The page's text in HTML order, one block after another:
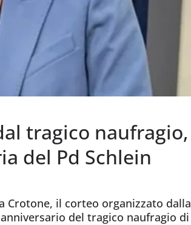
tragico naufragio,
del Pd Schlein
Crotone, il corteo organizzato dalla
del tragico naufragio di